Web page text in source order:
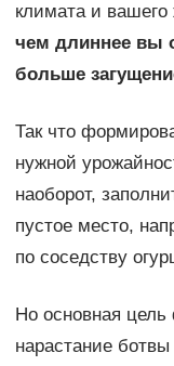
климата и вашего
чем длиннее вы
больше
Так что
нужной
наоборот,
пустое место,
по соседству
Но основная
нарастание